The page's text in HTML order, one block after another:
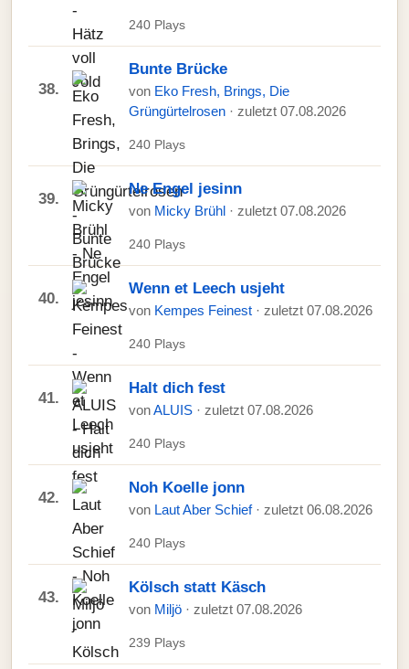
240 Plays
38.
Bunte Brücke
von Eko Fresh, Brings, Die
Grüngürtelrosen · zuletzt 07.08.2026
240 Plays
39.
Ne Engel jesinn
von Micky Brühl · zuletzt 07.08.2026
240 Plays
40.
Wenn et Leech usjeht
von Kempes Feinest · zuletzt 07.08.2026
240 Plays
41.
Halt dich fest
vonALUIS · zuletzt 07.08.2026
240 Plays
42.
Noh Koelle jonn
von Laut Aber Schief · zuletzt 06.08.2026
240 Plays
43.
Kölsch statt Käsch
von Miljö · zuletzt 07.08.2026
239 Plays